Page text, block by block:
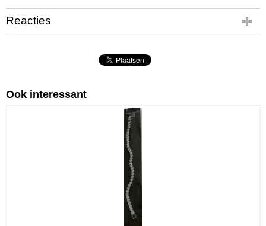
56,00 g
Bruto gewicht
Reacties
Ook interessant